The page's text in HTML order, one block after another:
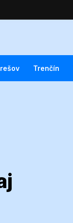
Trenčín